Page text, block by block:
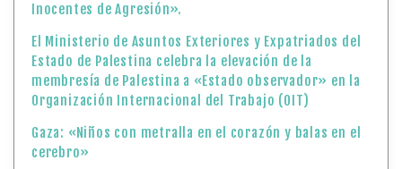
Inocentes de Agresión».
El Ministerio de Asuntos Exteriores y Expatriados del
Estado de Palestina celebra la elevación de la
membresía de Palestina a «Estado observador» en la
Organización Internacional del Trabajo (OIT)
Gaza: «Niños con metralla en el corazón y balas en el
cerebro»